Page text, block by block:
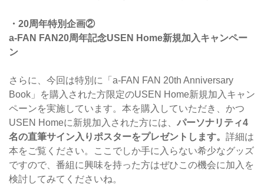
・20周年特別企画②
a-FAN FAN20周年記念USEN Home新規加入キャンペー
ン
さらに、今回は特別に「a-FAN FAN 20th Anniversary
Book」を購入された方限定のUSEN Home新規加入キャン
ペーンを実施しています。本を購入していただき、かつ
USEN Homeに新規加入された方には、 パーソナリティ4
名の直筆サイン入りポスターをプレゼントします。 詳細は
本をご覧ください。ここでしか手に入らない希少なグッズ
ですので、番組に興味を持った方はぜひこの機会に加入を
検討してみてくださいね。